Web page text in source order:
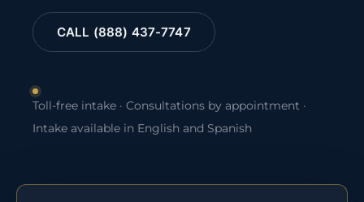
CALL (888) 437-7747
Toll-free intake · Consultations by appointment ·
Intake available in English and Spanish